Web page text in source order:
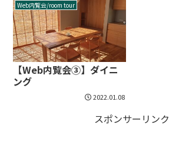
Web内覧会/room tour
【Web内覧会③】ダイニ
ング
2022.01.08
スポンサーリンク